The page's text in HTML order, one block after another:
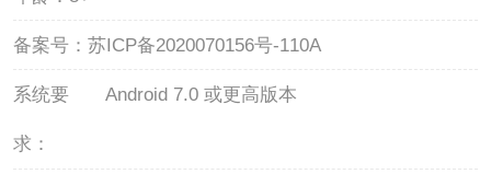
备案号： 苏ICP备2020070156号-110A
系统要
求：
Android 7.0 或更高版本